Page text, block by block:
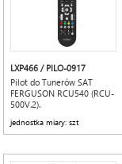
LXP466 / PILO-0917
Pilot do Tunerów SAT
FERGUSON RCU540 (RCU-
500V.2).
jednostka miary: szt